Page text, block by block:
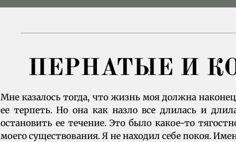
ПЕРНАТЫЕ И
Мне казалось тогда, что жизнь моя должна
ее терпеть. Но она как назло все длилась и
остановить ее течение. Это было какое-то
моего существования. Я не находил себе покоя.